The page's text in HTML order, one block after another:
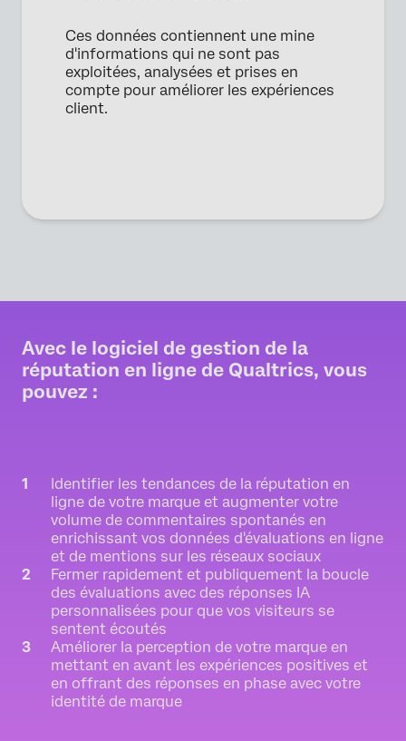
Ces données contiennent une mine
d'informations qui ne sont pas
exploitées, analysées et prises en
compte pour améliorer les expériences
client.
Avec le logiciel de gestion de la
réputation en ligne de Qualtrics, vous
pouvez :
Identifier les tendances de la réputation en
ligne de votre marque et augmenter votre
volume de commentaires spontanés en
enrichissant vos données d'évaluations en ligne
et de mentions sur les réseaux sociaux
Fermer rapidement et publiquement la boucle
des évaluations avec des réponses IA
personnalisées pour que vos visiteurs se
sentent écoutés
Améliorer la perception de votre marque en
mettant en avant les expériences positives et
en offrant des réponses en phase avec votre
identité de marque